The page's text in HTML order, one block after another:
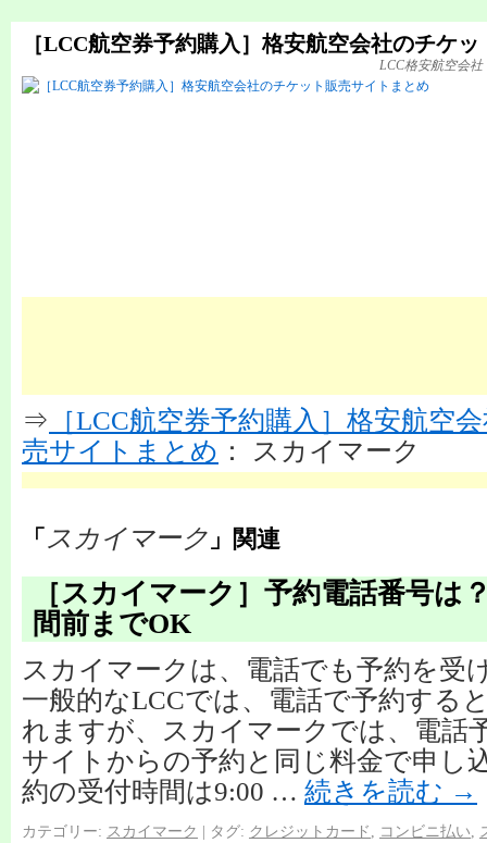
［LCC航空券予約購入］格安航空会社のチケ
LCC格安航空会
⇒ ［LCC航空券予約購入］格安航空
売サイトまとめ ： スカイマーク
「 スカイマーク 」関連
［スカイマーク］予約電話番号は
間前までOK
スカイマークは、電話でも予約を受
一般的なLCCでは、電話で予約する
れますが、スカイマークでは、電話
サイトからの予約と同じ料金で申し
約の受付時間は9:00 … 続きを読む →
カテゴリー: スカイマーク | タグ: クレジットカード コンビニ払い